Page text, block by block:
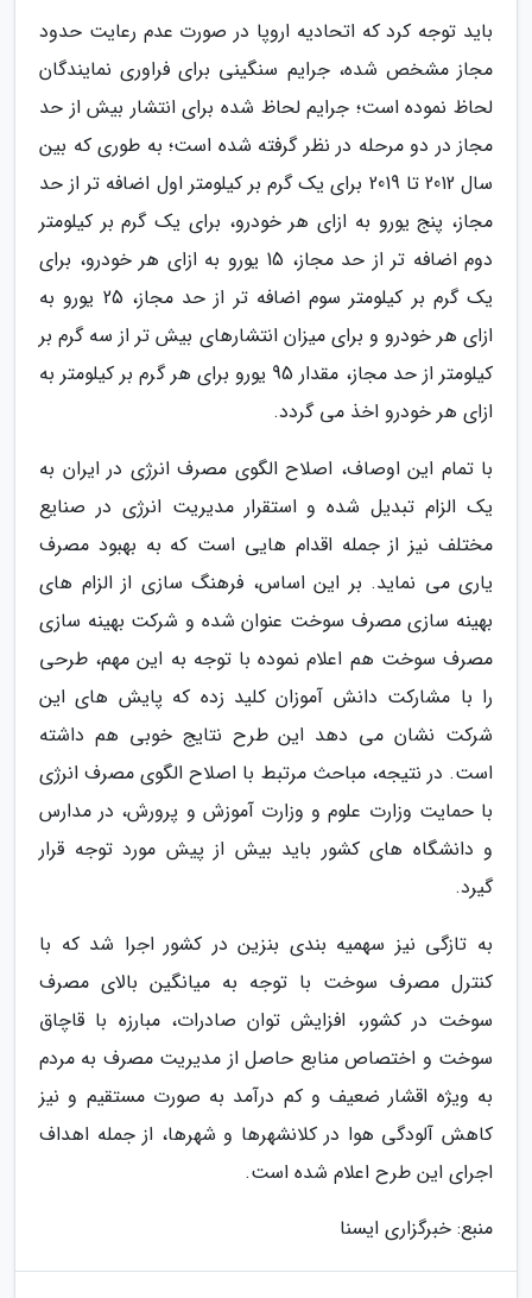
باید توجه کرد که اتحادیه اروپا در صورت عدم رعایت حدود
مجاز مشخص شده، جرایم سنگینی برای فراوری نمایندگان
لحاظ نموده است؛ جرایم لحاظ شده برای انتشار بیش از حد
مجاز در دو مرحله در نظر گرفته شده است؛ به طوری که بین
سال 2012 تا 2019 برای یک گرم بر کیلومتر اول اضافه تر از حد
مجاز، پنج یورو به ازای هر خودرو، برای یک گرم بر کیلومتر
دوم اضافه تر از حد مجاز، 15 یورو به ازای هر خودرو، برای
یک گرم بر کیلومتر سوم اضافه تر از حد مجاز، 25 یورو به
ازای هر خودرو و برای میزان انتشارهای بیش تر از سه گرم بر
کیلومتر از حد مجاز، مقدار 95 یورو برای هر گرم بر کیلومتر به
ازای هر خودرو اخذ می گردد.
با تمام این اوصاف، اصلاح الگوی مصرف انرژی در ایران به
یک الزام تبدیل شده و استقرار مدیریت انرژی در صنایع
مختلف نیز از جمله اقدام هایی است که به بهبود مصرف
یاری می نماید. بر این اساس، فرهنگ سازی از الزام های
بهینه سازی مصرف سوخت عنوان شده و شرکت بهینه سازی
مصرف سوخت هم اعلام نموده با توجه به این مهم، طرحی
را با مشارکت دانش آموزان کلید زده که پایش های این
شرکت نشان می دهد این طرح نتایج خوبی هم داشته
است. در نتیجه، مباحث مرتبط با اصلاح الگوی مصرف انرژی
با حمایت وزارت علوم و وزارت آموزش و پرورش، در مدارس
و دانشگاه های کشور باید بیش از پیش مورد توجه قرار
گیرد.
به تازگی نیز سهمیه بندی بنزین در کشور اجرا شد که با
کنترل مصرف سوخت با توجه به میانگین بالای مصرف
سوخت در کشور، افزایش توان صادرات، مبارزه با قاچاق
سوخت و اختصاص منابع حاصل از مدیریت مصرف به مردم
به ویژه اقشار ضعیف و کم درآمد به صورت مستقیم و نیز
کاهش آلودگی هوا در کلانشهرها و شهرها، از جمله اهداف
اجرای این طرح اعلام شده است.
منبع: خبرگزاری ایسنا